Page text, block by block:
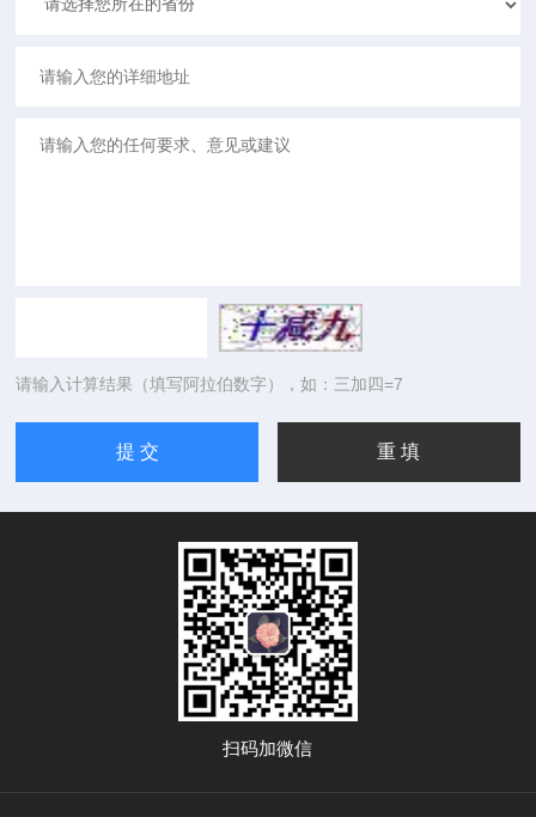
请输入计算结果（填写阿拉伯数字），如：三加四=7
扫码加微信